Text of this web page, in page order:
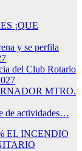
¡QUE
y se perfila
del Club Rotario
MTRO.
de actividades…
EL INCENDIO